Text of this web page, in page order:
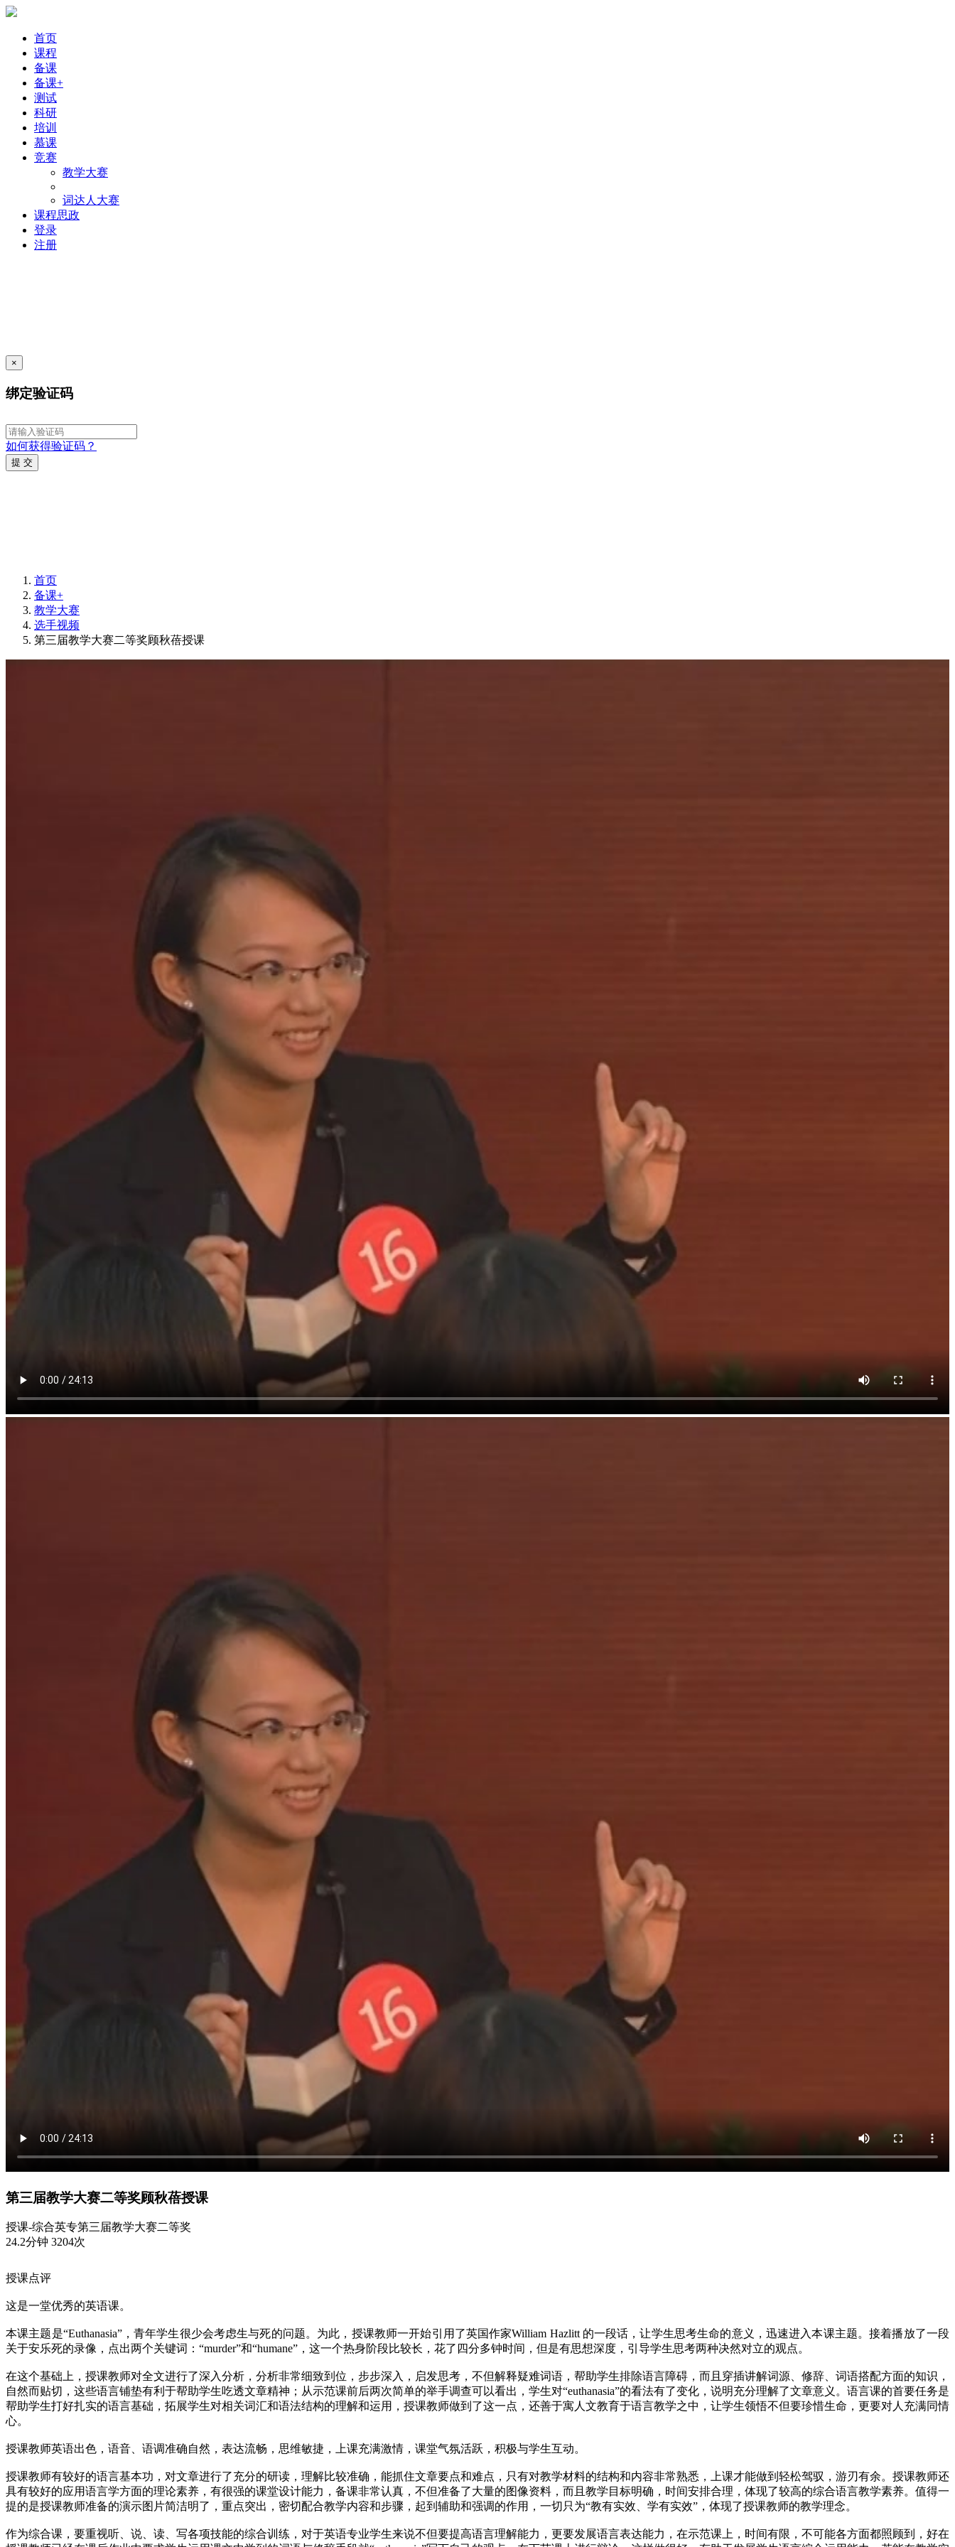
首页
课程
备课
备课+
测试
科研
培训
慕课
竞赛
教学大赛
词达人大赛
课程思政
登录
注册
×
绑定验证码
如何获得验证码？
提 交
首页
备课+
教学大赛
选手视频
第三届教学大赛二等奖顾秋蓓授课
第三届教学大赛二等奖顾秋蓓授课
授课-综合英专第三届教学大赛二等奖
24.2分钟 3204次
授课点评
这是一堂优秀的英语课。
本课主题是“Euthanasia”，青年学生很少会考虑生与死的问题。为此，授课教师一开始引用了英国作家William Hazlitt 的一段话，让学生思考生命的意义，迅速进入本课主题。接着播放了一段
关于安乐死的录像，点出两个关键词：“murder”和“humane”，这一个热身阶段比较长，花了四分多钟时间，但是有思想深度，引导学生思考两种决然对立的观点。
在这个基础上，授课教师对全文进行了深入分析，分析非常细致到位，步步深入，启发思考，不但解释疑难词语，帮助学生排除语言障碍，而且穿插讲解词源、修辞、词语搭配方面的知识，
自然而贴切，这些语言铺垫有利于帮助学生吃透文章精神；从示范课前后两次简单的举手调查可以看出，学生对“euthanasia”的看法有了变化，说明充分理解了文章意义。语言课的首要任务是
帮助学生打好扎实的语言基础，拓展学生对相关词汇和语法结构的理解和运用，授课教师做到了这一点，还善于寓人文教育于语言教学之中，让学生领悟不但要珍惜生命，更要对人充满同情
心。
授课教师英语出色，语音、语调准确自然，表达流畅，思维敏捷，上课充满激情，课堂气氛活跃，积极与学生互动。
授课教师有较好的语言基本功，对文章进行了充分的研读，理解比较准确，能抓住文章要点和难点，只有对教学材料的结构和内容非常熟悉，上课才能做到轻松驾驭，游刃有余。授课教师还
具有较好的应用语言学方面的理论素养，有很强的课堂设计能力，备课非常认真，不但准备了大量的图像资料，而且教学目标明确，时间安排合理，体现了较高的综合语言教学素养。值得一
提的是授课教师准备的演示图片简洁明了，重点突出，密切配合教学内容和步骤，起到辅助和强调的作用，一切只为“教有实效、学有实效”，体现了授课教师的教学理念。
作为综合课，要重视听、说、读、写各项技能的综合训练，对于英语专业学生来说不但要提高语言理解能力，更要发展语言表达能力，在示范课上，时间有限，不可能各方面都照顾到，好在